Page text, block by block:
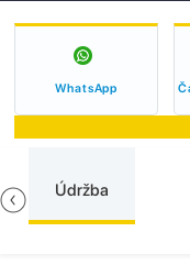
WhatsApp
Údržba